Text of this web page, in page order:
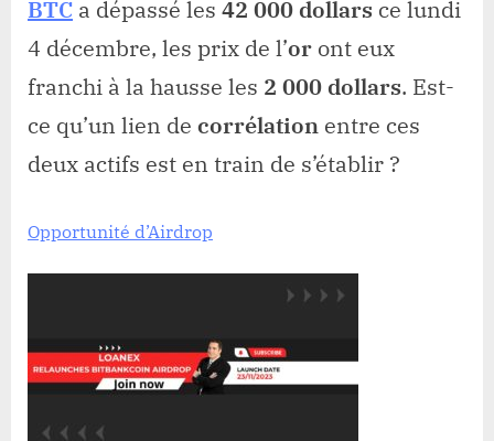
BTC a dépassé les 42 000 dollars ce lundi
4 décembre, les prix de l’or ont eux
franchi à la hausse les 2 000 dollars. Est-
ce qu’un lien de corrélation entre ces
deux actifs est en train de s’établir ?
Opportunité d’Airdrop